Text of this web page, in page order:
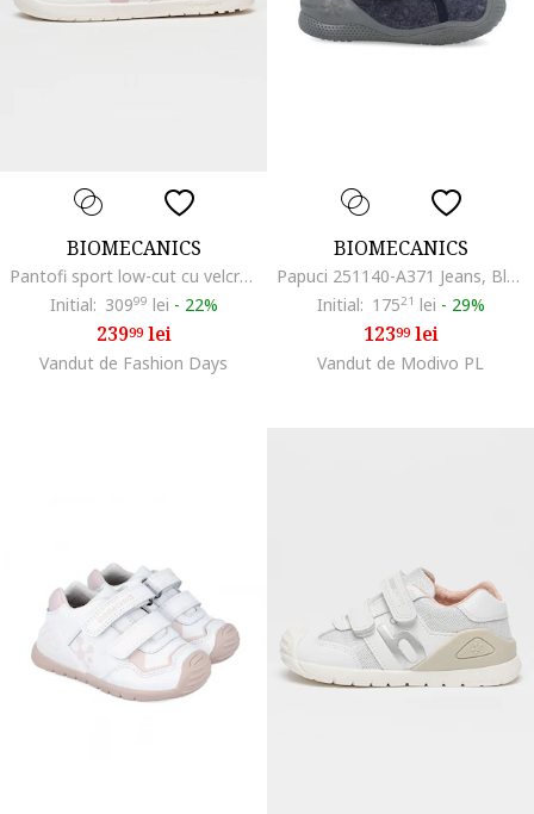
BIOMECANICS
Pantofi sport low-cut cu velcro, pentru primii pasi, Alb/Roz
Initial: 30999 lei - 22%
23999lei
Vandut de Fashion Days
BIOMECANICS
Papuci 251140-A371 Jeans, Bleumarin
Initial: 17521 lei - 29%
12399lei
Vandut de Modivo PL